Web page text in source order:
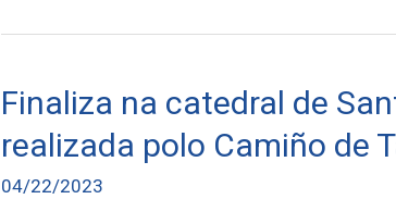
flechas
Camino
Finaliza na catedral de
realizada polo Camiño de
04/22/2023